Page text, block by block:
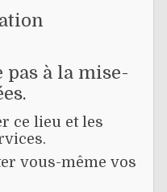
à la mise-
ce lieu et les
vous-même vos